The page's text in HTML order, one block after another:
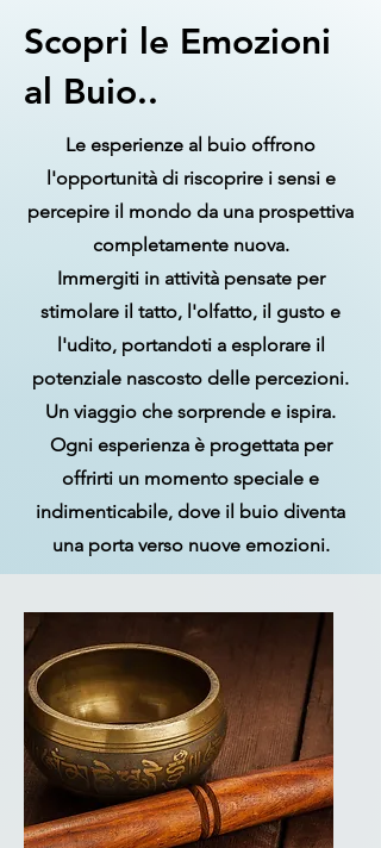
Scopri le Emozioni
al Buio..
Le esperienze al buio offrono
l'opportunità di riscoprire i sensi e
percepire il mondo da una prospettiva
completamente nuova.
Immergiti in attività pensate per
stimolare il tatto, l'olfatto, il gusto e
l'udito, portandoti a esplorare il
potenziale nascosto delle percezioni.
Un viaggio che sorprende e ispira.
Ogni esperienza è progettata per
offrirti un momento speciale e
indimenticabile, dove il buio diventa
una porta verso nuove emozioni.